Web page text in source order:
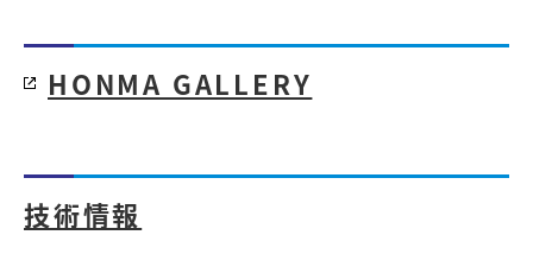
HONMA GALLERY
技術情報